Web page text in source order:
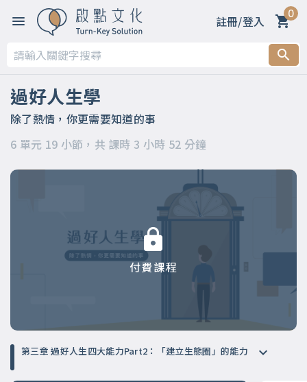
註冊/登入 0
過好人生學
除了熱情，你更需要知道的事
6 單元 19 小節，共 課時 3 小時 52 分鐘
付費課程
第一章 你適合上這門課嗎？
第二章 過好人生四大能力Part1：「創造結果」的能力
第三章 過好人生四大能力Part2：「建立生態圈」的能力
第四章 過好人生四大能力Part3：「做決定」的能力
第六章 五個滿足～你的「人生羅盤」
第三章 過好人生四大能力Part2：「建立生態圈」的能力